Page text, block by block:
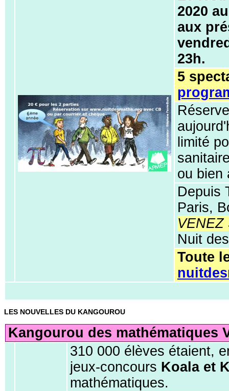
2020
aux
23h.
5
limité
ou bien
Depuis
Paris,
VENEZ
Nuit
Toute
LES NOUVELLES DU KANGOUROU
Kangourou des mathématiques
310 000 élèves étaient,
jeux-concours Koala et
mathématiques.